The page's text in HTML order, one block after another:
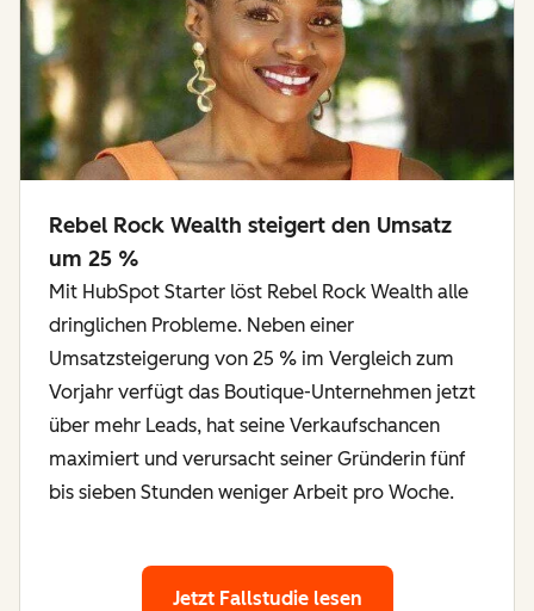
Rebel Rock Wealth steigert den Umsatz
um 25 %
Mit HubSpot Starter löst Rebel Rock Wealth alle
dringlichen Probleme. Neben einer
Umsatzsteigerung von 25 % im Vergleich zum
Vorjahr verfügt das Boutique-Unternehmen jetzt
über mehr Leads, hat seine Verkaufschancen
maximiert und verursacht seiner Gründerin fünf
bis sieben Stunden weniger Arbeit pro Woche.
Jetzt Fallstudie lesen